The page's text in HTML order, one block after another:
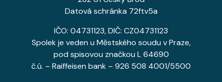
Datová schránka 72ftv5a
IČO: 04731123, DIČ: CZ04731123
Spolek je veden u Městského soudu v Praze,
pod spisovou značkou L 64690
č.ú. – Raiffeisen bank – 926 508 4001/5500